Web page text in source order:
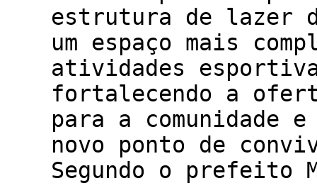
estrutura de lazer
um espaço mais
atividades
fortalecendo a
para a comunidade
novo ponto de
Segundo o prefeito